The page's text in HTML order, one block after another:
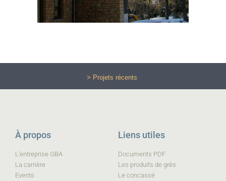
> Projets récents
À propos
L'entreprise GBA
La carrière
Events
Liens utiles
Documents PDF
Les produits de grès
Le concassé